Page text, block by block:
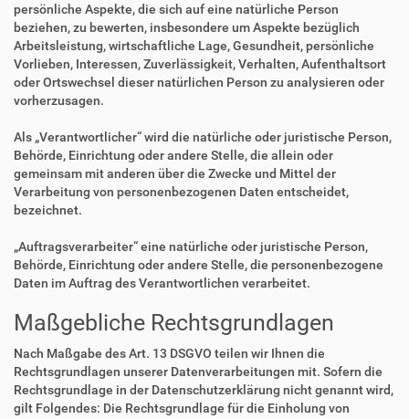
persönliche Aspekte, die sich auf eine natürliche Person
beziehen, zu bewerten, insbesondere um Aspekte bezüglich
Arbeitsleistung, wirtschaftliche Lage, Gesundheit, persönliche
Vorlieben, Interessen, Zuverlässigkeit, Verhalten, Aufenthaltsort
oder Ortswechsel dieser natürlichen Person zu analysieren oder
vorherzusagen.
Als „Verantwortlicher“ wird die natürliche oder juristische Person,
Behörde, Einrichtung oder andere Stelle, die allein oder
gemeinsam mit anderen über die Zwecke und Mittel der
Verarbeitung von personenbezogenen Daten entscheidet,
bezeichnet.
„Auftragsverarbeiter“ eine natürliche oder juristische Person,
Behörde, Einrichtung oder andere Stelle, die personenbezogene
Daten im Auftrag des Verantwortlichen verarbeitet.
Maßgebliche Rechtsgrundlagen
Nach Maßgabe des Art. 13 DSGVO teilen wir Ihnen die
Rechtsgrundlagen unserer Datenverarbeitungen mit. Sofern die
Rechtsgrundlage in der Datenschutzerklärung nicht genannt wird,
gilt Folgendes: Die Rechtsgrundlage für die Einholung von